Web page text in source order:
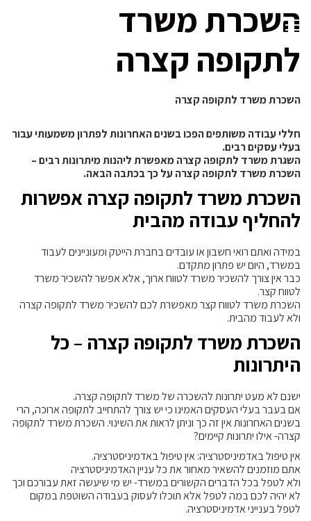
השכרת משרד
לתקופה קצרה
השכרת משרד לתקופה קצרה
חללי עבודה משותפים הפכו בשנים האחרונות לפתרון משמעותי עבור
בעלי עסקים רבים.
השגרת משרד לתקופה קצרה מאפשרת ליהנות מיתרונות רבים –
השכרת משרד לתקופה קצרה על כך בכתבה הבאה.
השכרת משרד לתקופה קצרה אפשרות
להחליף עבודה מהבית
במידה ואתם רואי חשבון או עובדים בחברת הייטק ומעוניינים לעבוד
במשרד, היום יש פתרון מתקדם.
כבר אין צורך להשכיר משרד לטווח ארוך, אלא אפשר להשכיר משרד
לטווח קצר.
השכרת משרד לטווח קצר מאפשרת לכם להשכיר משרד לתקופה קצרה
ולא לעבוד מהבית.
השכרת משרד לתקופה קצרה – כל
היתרונות
ישנם לא מעט יתרונות להשכרה של משרד לתקופה קצרה.
אם בעבר בעלי העסקים האמינו כי יש צורך להתחייב לתקופה ארוכה, הרי
בשנים האחרונות אין זה כך וניתן לראות את השינוי. השכרת משרד לתקופה
קצרה- אילו יתרונות קיימים?
אין טיפול באדמיניסטרציה: אין טיפול באדמיניסטרציה.
אתם מוזמנים להשאיר מאחור את כל עניין האדמיניסטרציה
ולא לטפל בכל הדברים הקשורים במשרד- יש מי שיעשה זאת עבורכם וכך
לא יהיה לכם במה לטפל אלא תוכלו לעסוק בעבודה השוטפת במקום
לטפל בענייני אדמיניסטרציה.